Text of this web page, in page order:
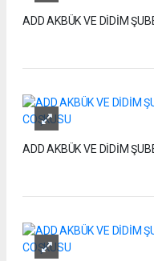
ADD AKBÜK VE DİDİM
ADD AKBÜK VE DİDİM